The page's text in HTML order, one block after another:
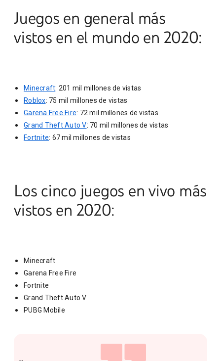
Juegos en general más
vistos en el mundo en 2020:
Minecraft: 201 mil millones de vistas
Roblox: 75 mil millones de vistas
Garena Free Fire: 72 mil millones de vistas
Grand Theft Auto V: 70 mil millones de vistas
Fortnite: 67 mil millones de vistas
Los cinco juegos en vivo más
vistos en 2020:
Minecraft
Garena Free Fire
Fortnite
Grand Theft Auto V
PUBG Mobile